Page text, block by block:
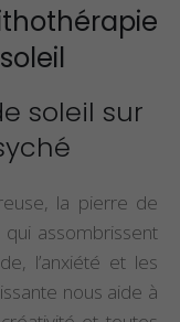
soleil sur
la pierre de
assombrissent
l’anxiété et les
nous aide à